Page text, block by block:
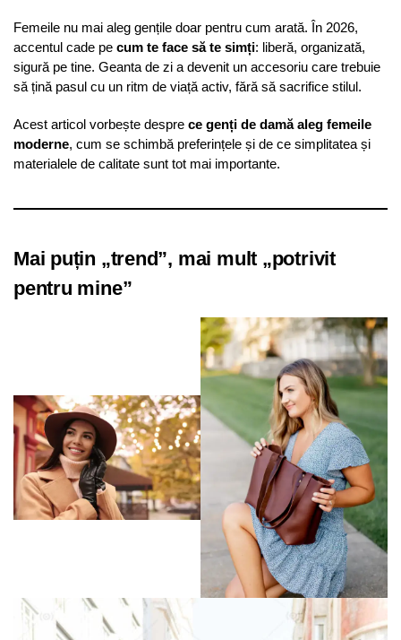
Femeile nu mai aleg gențile doar pentru cum arată. În 2026,
accentul cade pe cum te face să te simți: liberă, organizată,
sigură pe tine. Geanta de zi a devenit un accesoriu care trebuie
să țină pasul cu un ritm de viață activ, fără să sacrifice stilul.
Acest articol vorbește despre ce genți de damă aleg femeile
moderne, cum se schimbă preferințele și de ce simplitatea și
materialele de calitate sunt tot mai importante.
Mai puțin „trend”, mai mult „potrivit
pentru mine”